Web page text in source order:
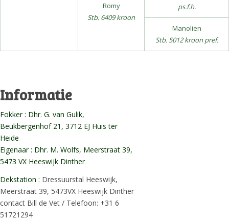
Romy
Stb. 6409 kroon
ps.f.h.
Manolien
Stb. 5012 kroon pref.
Informatie
Fokker : Dhr. G. van Gulik,
Beukbergenhof 21, 3712 EJ Huis ter
Heide
Eigenaar : Dhr. M. Wolfs, Meerstraat 39,
5473 VX Heeswijk Dinther
Dekstation : Dressuurstal Heeswijk,
Meerstraat 39, 5473VX Heeswijk Dinther
contact Bill de Vet / Telefoon: +31 6
51721294